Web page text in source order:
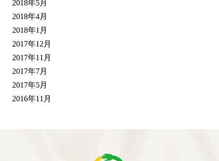
2018年5月
2018年4月
2018年1月
2017年12月
2017年11月
2017年7月
2017年5月
2016年11月